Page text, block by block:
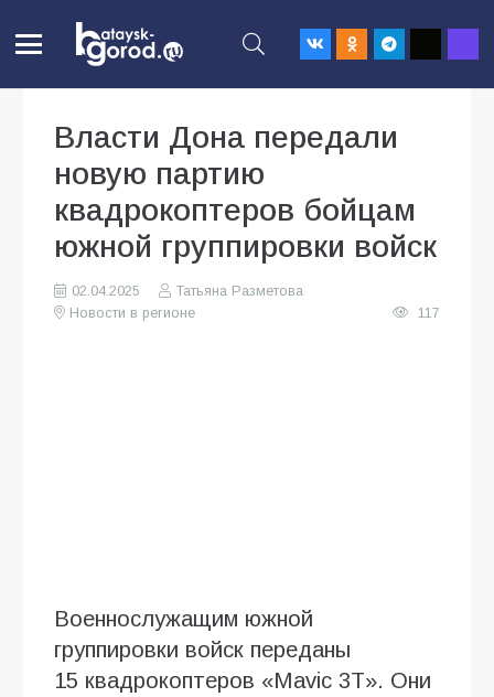
Власти Дона передали
новую партию
квадрокоптеров бойцам
южной группировки войск
02.04.2025
Татьяна Разметова
Новости в регионе
117
Военнослужащим южной
группировки войск переданы
15 квадрокоптеров «Mavic 3T». Они